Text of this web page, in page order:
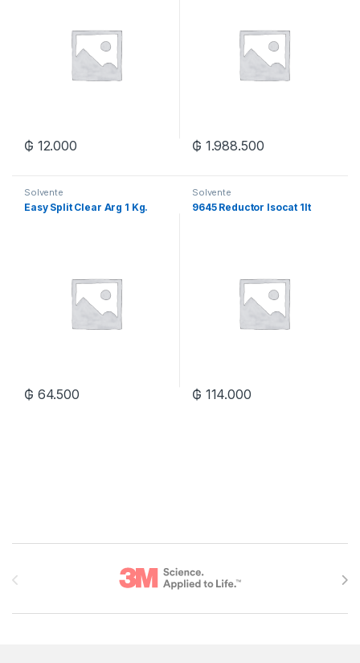
₲ 12.000 ₲ 1.988.500
Solvente
Easy Split Clear Arg 1 Kg.
₲ 64.500
Solvente
9645 Reductor Isocat 1lt
₲ 114.000